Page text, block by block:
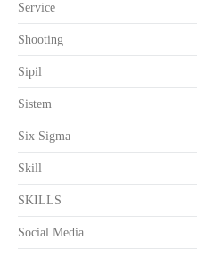
Service
Shooting
Sipil
Sistem
Six Sigma
Skill
SKILLS
Social Media